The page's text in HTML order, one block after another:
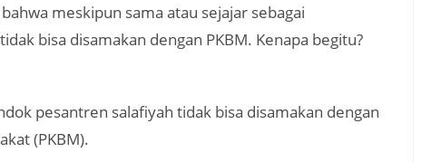
meskipun sama atau sejajar sebagai
bisa disamakan dengan PKBM. Kenapa begitu?
pesantren salafiyah tidak bisa disamakan dengan
(PKBM).